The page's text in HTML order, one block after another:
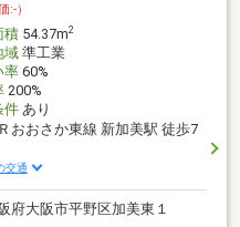
:-）
積54.37m2
域準工業
率60%
200%
件あり
Ｒおおさか東線 新加美駅 徒歩7
交通
府大阪市平野区加美東１